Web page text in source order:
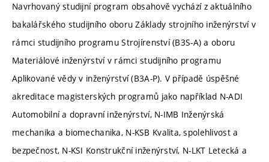
Navrhovaný studijní program obsahově vychází z aktuálního
bakalářského studijního oboru Základy strojního inženýrství v
rámci studijního programu Strojírenství (B3S-A) a oboru
Materiálové inženýrství v rámci studijního programu
Aplikované vědy v inženýrství (B3A-P). V případě úspěšné
akreditace magisterských programů jako například N-ADI
Automobilní a dopravní inženýrství, N-IMB Inženýrská
mechanika a biomechanika, N-KSB Kvalita, spolehlivost a
bezpečnost, N-KSI Konstrukční inženýrství, N-LKT Letecká a